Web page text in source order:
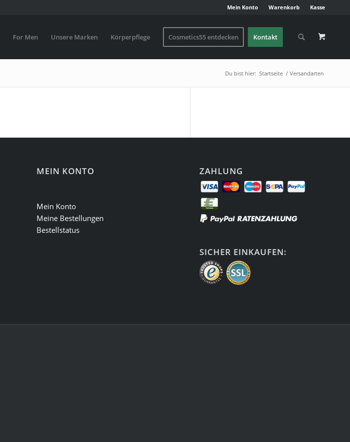
Mein Konto Warenkorb Kasse
For Men Unsere Marken Körperpflege Cosmetics55 entdecken Kontakt
Du bist hier: Startseite / Versandarten
MEIN KONTO
Mein Konto
Meine Bestellungen
Bestellstatus
ZAHLUNG
SICHER EINKAUFEN: